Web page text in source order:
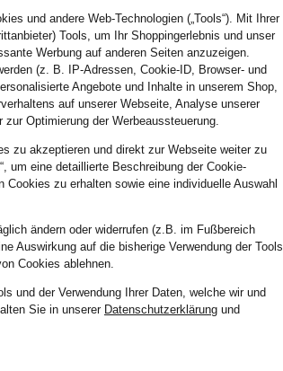
und andere Web-Technologien („Tools“). Mit Ihrer
Tools, um Ihr Shoppingerlebnis und unser
Werbung auf anderen Seiten anzuzeigen.
(z. B. IP-Adressen, Cookie-ID, Browser- und
Angebote und Inhalte in unserem Shop,
auf unserer Webseite, Analyse unserer
Optimierung der Werbeaussteuerung.
zu akzeptieren und direkt zur Webseite weiter zu
um eine detaillierte Beschreibung der Cookie-
zu erhalten sowie eine individuelle Auswahl
ändern oder widerrufen (z.B. im Fußbereich
Auswirkung auf die bisherige Verwendung der Tools
Cookies ablehnen.
und der Verwendung Ihrer Daten, welche wir und
Sie in unserer Datenschutzerklärung und